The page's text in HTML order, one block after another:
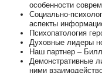
особенности
Социально-
аспекты
Психопатология
Духовные лидеры
Наш партнер –
Демонстративные
ними